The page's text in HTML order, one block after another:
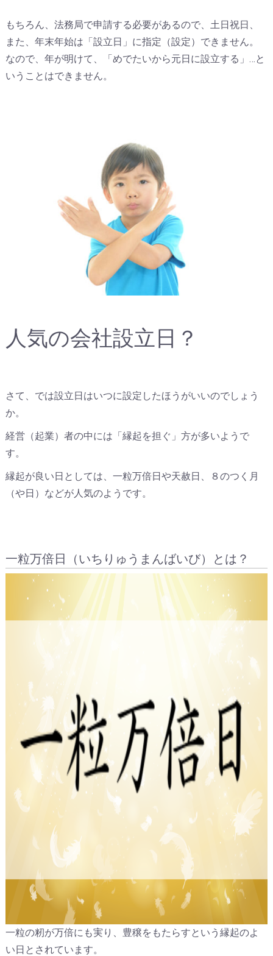
もちろん、法務局で申請する必要があるので、土日祝日、
また、年末年始は「設立日」に指定（設定）できません。
なので、年が明けて、「めでたいから元日に設立する」…と
いうことはできません。
人気の会社設立日？
さて、では設立日はいつに設定したほうがいいのでしょう
か。
経営（起業）者の中には「縁起を担ぐ」方が多いようで
す。
縁起が良い日としては、一粒万倍日や天赦日、８のつく月
（や日）などが人気のようです。
一粒万倍日（いちりゅうまんばいび）とは？
一粒の籾が万倍にも実り、豊穣をもたらすという縁起のよ
い日とされています。